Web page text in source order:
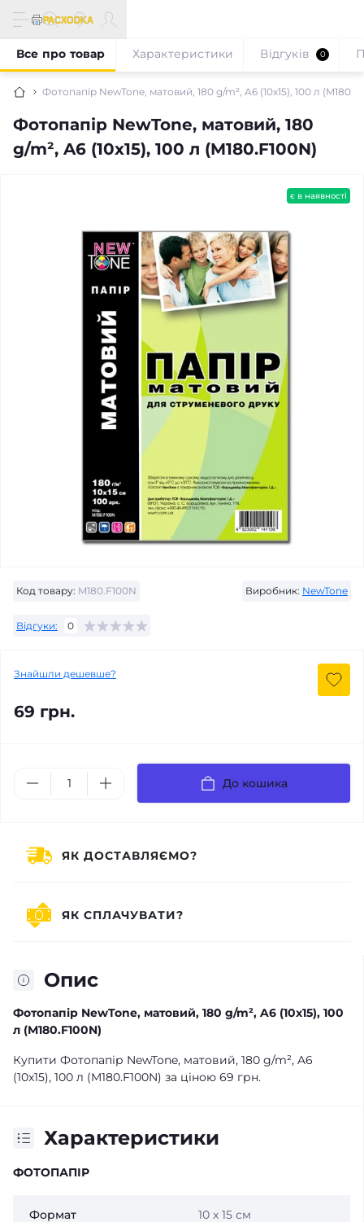
Фотопапір NewTone, матовий, 180 g/m², A6 (10x15), 100 л
Фотопапір NewTone, матовий, 180
g/m², A6 (10x15), 100 л (M180.F100N)
Все про товар Характеристики Відгуків 0
є в наявності
Код товару: M180.F100N Виробник: NewTone
Відгуки: 0
Знайшли дешевше?
69 грн.
До кошика
Опис
Фотопапір NewTone, матовий, 180 g/m², A6 (10x15), 100
л (M180.F100N)
Купити Фотопапір NewTone, матовий, 180 g/m², A6
(10x15), 100 л (M180.F100N) за ціною 69 грн.
Характеристики
ФОТОПАПІР
Формат 10 x 15 см
ЯК ДОСТАВЛЯЄМО?
ЯК СПЛАЧУВАТИ?